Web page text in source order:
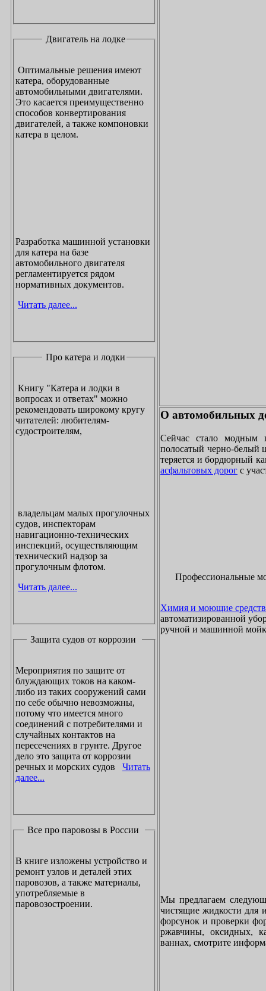
Двигатель на лодке
Оптимальные решения имеют
катера, оборудованные
автомобильными двигателями.
Это касается преимущественно
способов конвертирования
двигателей, а также компоновки
катера в целом.
Разработка машинной установки
для катера на базе
автомобильного двигателя
регламентируется рядом
нормативных документов.
Читать далее...
Про катера и лодки
Книгу "Катера и лодки в
вопросах и ответах" можно
рекомендовать широкому кругу
читателей: любителям-
судостроителям,
владельцам малых прогулочных
судов, инспекторам
навигационно-технических
инспекций, осуществляющим
технический надзор за
прогулочным флотом.
Читать далее...
Защита судов от коррозии
Мероприятия по защите от
блуждающих токов на каком-
либо из таких сооружений сами
по себе обычно невозможны,
потому что имеется много
соединений с потребителями и
случайных контактов на
пересечениях в грунте. Другое
дело это защита от коррозии
речных и морских судов Читать
далее...
Все про паровозы в России
В книге изложены устройство и
ремонт узлов и деталей этих
паровозов, а также материалы,
употребляемые в
паровозостроении.
О автомобильных
Сейчас стало модным
полосатый черно-белый
теряется и бордюрный
асфальтовых дорог с
Профессиональные
Химия и моющие
автоматизированной
ручной и машинной
Мы предлагаем
чистящие жидкости для
форсунок и проверки
ржавчины, оксидных,
ваннах, смотрите